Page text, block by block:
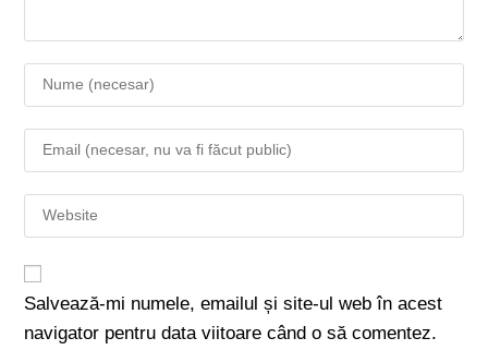
Salvează-mi numele, emailul și site-ul web în acest
navigator pentru data viitoare când o să comentez.